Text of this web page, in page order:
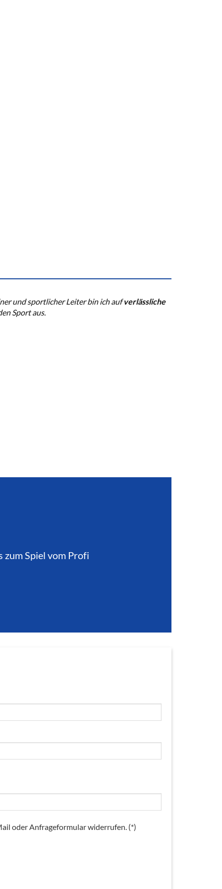
und sportlicher Leiter bin ich aufverlässliche
Sport aus.
zum Spiel vom Profi
oder Anfrageformular widerrufen. (*)